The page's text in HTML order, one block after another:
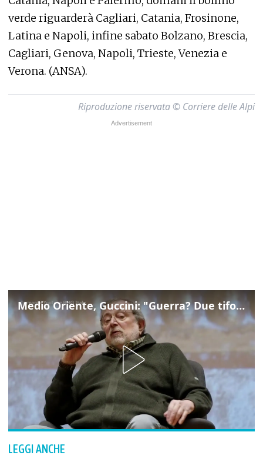
verde riguarderà Cagliari, Catania, Frosinone,
Latina e Napoli, infine sabato Bolzano, Brescia,
Cagliari, Genova, Napoli, Trieste, Venezia e
Verona. (ANSA).
Riproduzione riservata © Corriere delle Alpi
Medio Oriente, Guccini: "Guerra? Due tifoserie che si urlano contro e dimenticano vittime"
LEGGI ANCHE